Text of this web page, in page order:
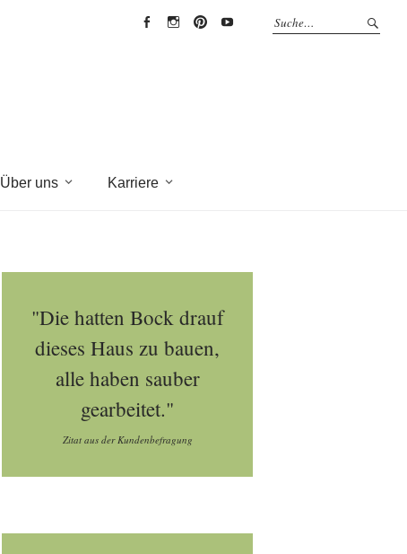
Über uns Karriere
"Die hatten Bock drauf
dieses Haus zu bauen,
alle haben sauber
gearbeitet."
Zitat aus der Kundenbefragung